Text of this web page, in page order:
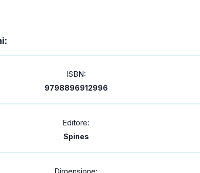
ISBN:
9798896912996
Editore:
Spines